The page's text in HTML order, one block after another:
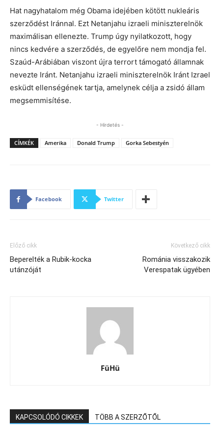
Hat nagyhatalom még Obama idejében kötött nukleáris
szerződést Iránnal. Ezt Netanjahu izraeli miniszterelnök
maximálisan ellenezte. Trump úgy nyilatkozott, hogy
nincs kedvére a szerződés, de egyelőre nem mondja fel.
Szaúd-Arábiában viszont újra terrort támogató államnak
nevezte Iránt. Netanjahu izraeli miniszterelnök Iránt Izrael
esküdt ellenségének tartja, amelynek célja a zsidó állam
megsemmisítése.
- Hirdetés -
CÍMKÉK Amerika Donald Trump Gorka Sebestyén
Facebook Twitter
Előző cikk
Beperelték a Rubik-kocka
utánzóját
Következő cikk
Románia visszakozik
Verespatak ügyében
FüHü
KAPCSOLÓDÓ CIKKEK TÖBB A SZERZŐTŐL